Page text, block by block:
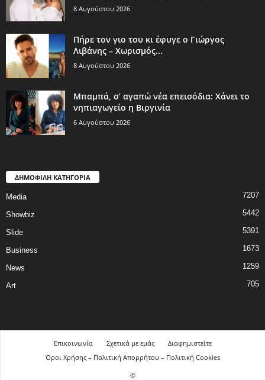
8 Αυγούστου 2026
Πήρε τον γιο του κι έφυγε ο Γιώργος
Λιβάνης – Χωρισμός...
8 Αυγούστου 2026
Μπαμπά, σ’ αγαπώ νέα επεισόδια: Χάνει το
νηπιαγωγείο η Βιργινία
6 Αυγούστου 2026
ΔΗΜΟΦΙΛΗ ΚΑΤΗΓΟΡΙΑ
Media 7207
Showbiz 5442
Slide 5391
Business 1673
News 1259
Art 705
Επικοινωνία Σχετικά με εμάς
Διαφημιστείτε
Όροι Χρήσης – Πολιτική Απορρήτου – Πολιτική Cookies
©